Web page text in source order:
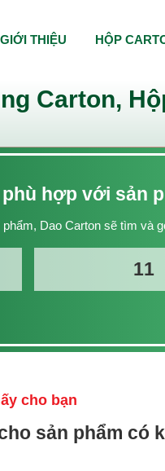
Carton,
hợp với sản
Dao Carton sẽ tìm và
cho bạn
sản phẩm có
GIỚI THIỆU HỘP